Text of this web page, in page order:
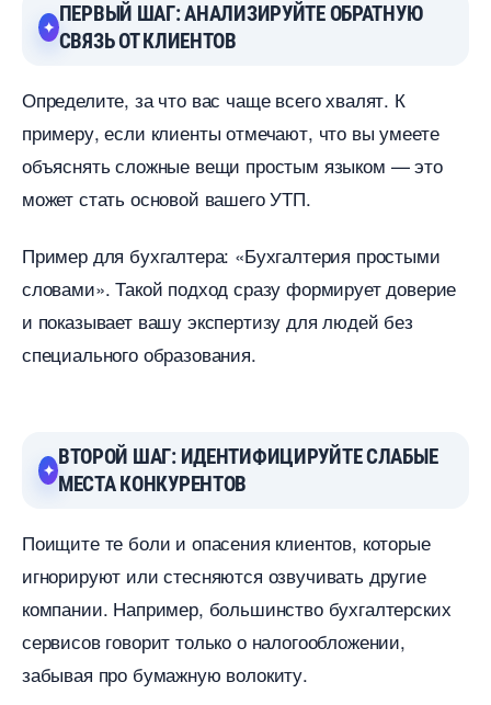
ПЕРВЫЙ ШАГ: АНАЛИЗИРУЙТЕ ОБРАТНУЮ
СВЯЗЬ ОТ КЛИЕНТО
Определите, за что вас чаще всего хвалят. К
примеру, если клиенты отмечают, что вы умеете
объяснять сложные вещи простым языком — это
может стать основой вашего УТП.
Пример для бухгалтера: «Бухгалтерия простыми
словами». Такой подход сразу формирует доверие
и показывает вашу экспертизу для людей без
специального образования.
ТОРОЙ ШАГ: ИДЕНТИФИЦИРУЙТЕ СЛАБЫЕ
МЕСТА КОНКУРЕНТО
Поищите те боли и опасения клиентов, которые
игнорируют или стесняются озвучивать другие
компании. Например, большинство бухгалтерских
сервисов говорит только о налогообложении,
забывая про бумажную волокиту.